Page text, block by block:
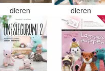
dieren dieren